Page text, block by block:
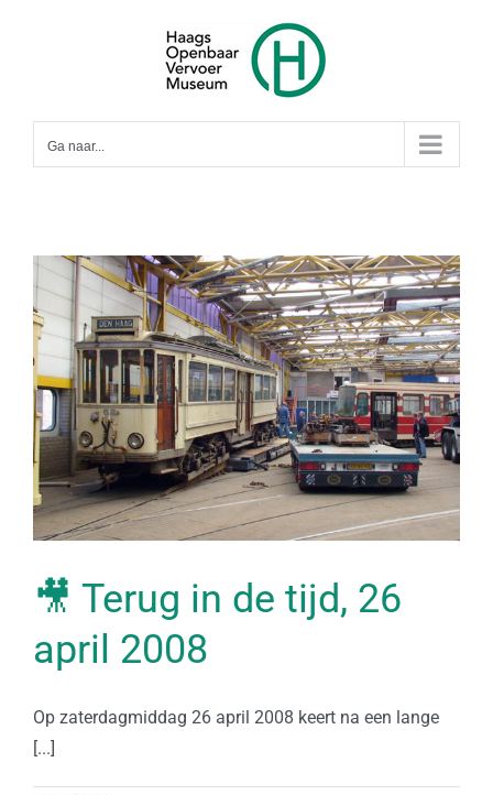
Ga naar...
🎥 Terug in de tijd, 26
april 2008
Op zaterdagmiddag 26 april 2008 keert na een lange
[...]